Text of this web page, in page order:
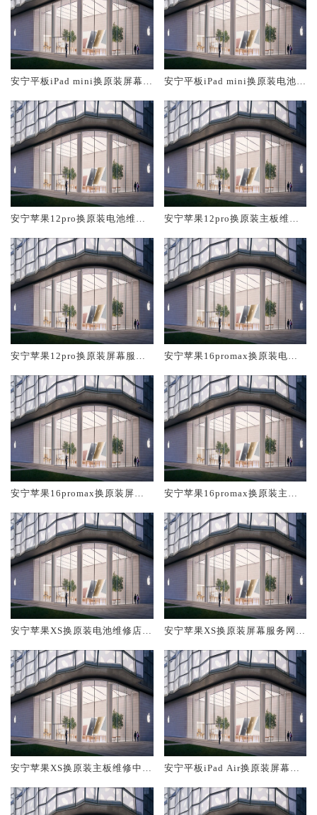
安宁平板iPad mini换原装屏幕服
安宁平板iPad mini换原装电池维
安宁苹果12pro换原装电池维修
安宁苹果12pro换原装主板维修
安宁苹果12pro换原装屏幕服务
安宁苹果16promax换原装电池
安宁苹果16promax换原装屏幕
安宁苹果16promax换原装主板
安宁苹果XS换原装电池维修店大
安宁苹果XS换原装屏幕服务网点
安宁苹果XS换原装主板维修中心
安宁平板iPad Air换原装屏幕服